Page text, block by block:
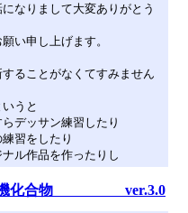
なりまして大変ありがとう
い申し上げます。
ることがなくてすみません
うと
デッサン練習したり
習をしたり
ル作品を作ったりし
機化合物 ver.3.0